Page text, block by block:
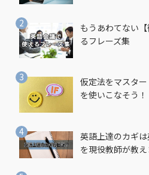
もうあわてない
るフレーズ集
仮定法をマスタ
を使いこなそう！
英語上達のカギ
を現役教師が教え